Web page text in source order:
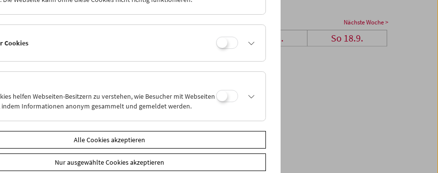
Nächste Woche >
Mi 14.9. Sa 17.9. So 18.9.
Cookies
helfen Webseiten-Besitzern zu verstehen, wie Besucher mit Webseiten
indem Informationen anonym gesammelt und gemeldet werden.
Alle Cookies akzeptieren
Nur ausgewählte Cookies akzeptieren